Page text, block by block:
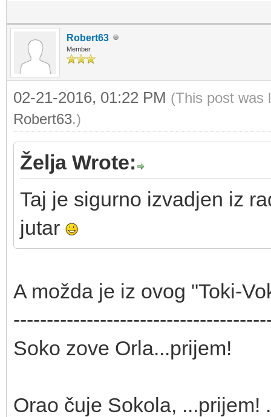
Robert63
Member
02-21-2016, 01:22 PM (This post was
Robert63.)
Želja Wrote:
Taj je sigurno izvadjen iz
jutar
A možda je iz ovog "Toki-
Soko zove Orla...prijem!
Orao čuje Sokola, ...prijem!